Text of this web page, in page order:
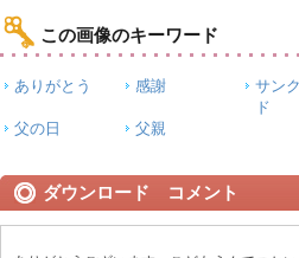
この画像のキーワード
ありがとう 感謝
サン
ド
父の日 父親
ダウンロード コメント